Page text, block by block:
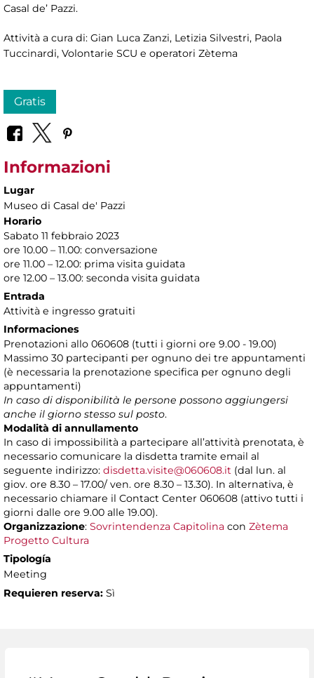
Casal de’ Pazzi.
Attività a cura di: Gian Luca Zanzi, Letizia Silvestri, Paola
Tuccinardi, Volontarie SCU e operatori Zètema
Gratis
Informazioni
Lugar
Museo di Casal de' Pazzi
Horario
Sabato 11 febbraio 2023
ore 10.00 – 11.00: conversazione
ore 11.00 – 12.00: prima visita guidata
ore 12.00 – 13.00: seconda visita guidata
Entrada
Attività e ingresso gratuiti
Informaciones
Prenotazioni allo 060608 (tutti i giorni ore 9.00 - 19.00)
Massimo 30 partecipanti per ognuno dei tre appuntamenti
(è necessaria la prenotazione specifica per ognuno degli
appuntamenti)
In caso di disponibilità le persone possono aggiungersi
anche il giorno stesso sul posto.
Modalità di annullamento
In caso di impossibilità a partecipare all’attività prenotata, è
necessario comunicare la disdetta tramite email al
seguente indirizzo: disdetta.visite@060608.it (dal lun. al
giov. ore 8.30 – 17.00/ ven. ore 8.30 – 13.30). In alternativa, è
necessario chiamare il Contact Center 060608 (attivo tutti i
giorni dalle ore 9.00 alle 19.00).
Organizzazione: Sovrintendenza Capitolina con Zètema
Progetto Cultura
Tipología
Meeting
Requieren reserva: Sì